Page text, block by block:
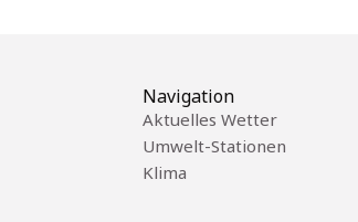
Navigation
Aktuelles Wetter
Umwelt-Stationen
Klima